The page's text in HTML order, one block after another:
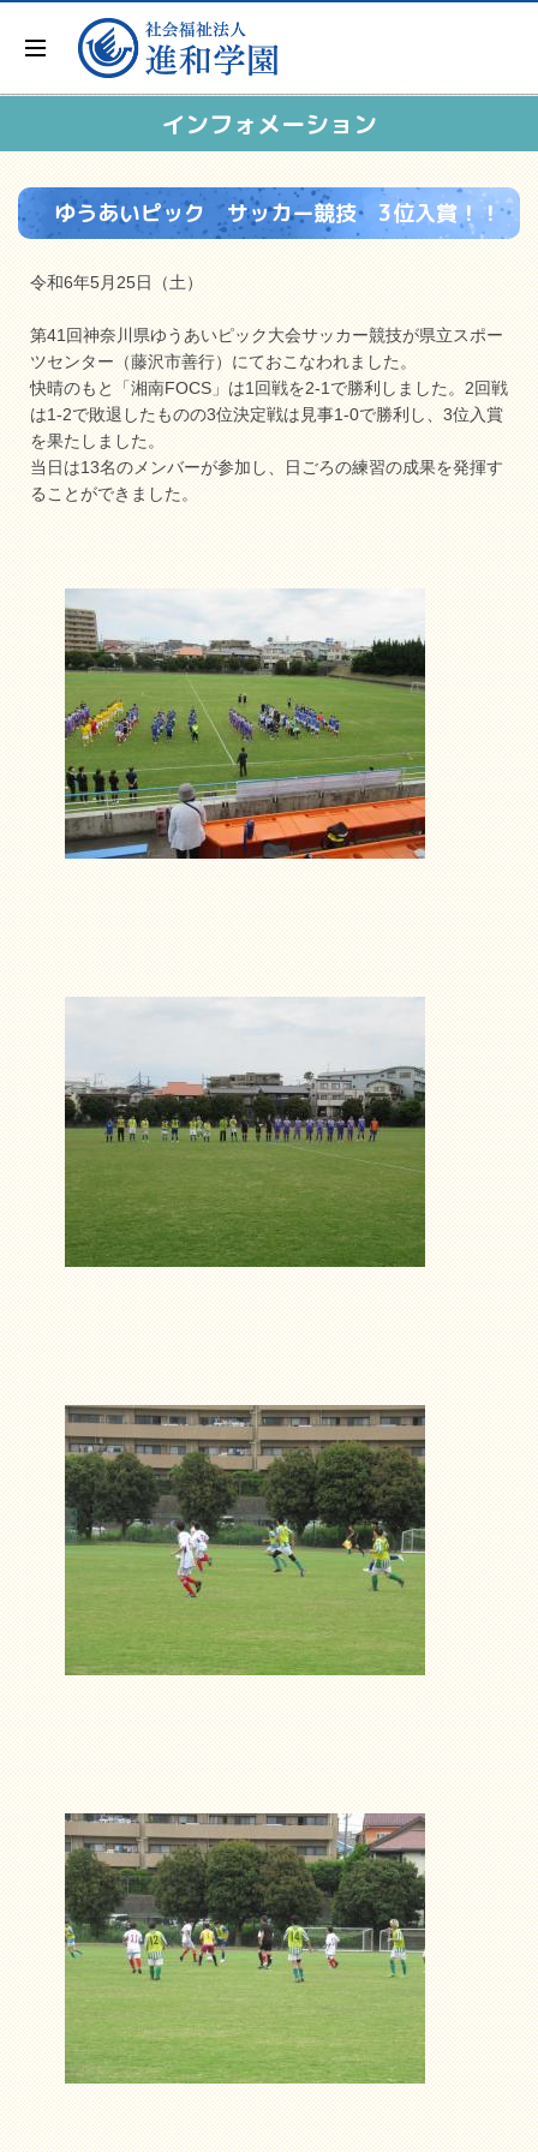
インフォメーション
ゆうあいピック サッカー競技 3位入賞！！
令和6年5月25日（土）
第41回神奈川県ゆうあいピック大会サッカー競技が県立スポー
ツセンター（藤沢市善行）にておこなわれました。
快晴のもと「湘南FOCS」は1回戦を2-1で勝利しました。2回戦
は1-2で敗退したものの3位決定戦は見事1-0で勝利し、3位入賞
を果たしました。
当日は13名のメンバーが参加し、日ごろの練習の成果を発揮す
ることができました。